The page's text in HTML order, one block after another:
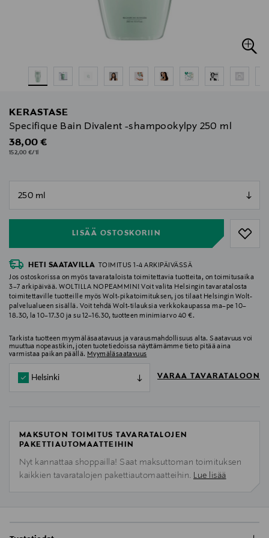
KERASTASE
Specifique Bain Divalent -shampookylpy 250 ml
Original Price
38,00 €
152,00 €/1l
LISÄÄ OSTOSKORIIN
null
HETI SAATAVILLA
TOIMITUS 1-4 ARKIPÄIVÄSSÄ
Jos ostoskorissa on myös tavarataloista toimitettavia tuotteita, on toimitusaika
3–7 arkipäivää. WOLTILLA NOPEAMMIN! Voit valita Helsingin tavaratalosta
toimitettaville tuotteille myös Wolt-pikatoimituksen, jos tilaat Helsingin Wolt-
palvelualueen sisällä. Voit tehdä Wolt-tilauksia verkkokaupassa ma–pe 10–
18.30, la 10–17.30 ja su 12–16.30, tuotteen minimiarvo 40 €.
Tarkista tuotteen myymäläsaatavuus ja varausmahdollisuus alta. Saatavuus voi
muuttua nopeastikin, joten tuotetiedoissa näyttämämme tieto pitää aina
varmistaa paikan päällä. Myymäläsaatavuus
Helsinki VARAA TAVARATALOON
MAKSUTON TOIMITUS TAVARATALOJEN
PAKETTIAUTOMAATTEIHIN
Nyt kannattaa shoppailla! Saat maksuttoman toimituksen
kaikkien tavaratalojen pakettiautomaatteihin. Lue lisää